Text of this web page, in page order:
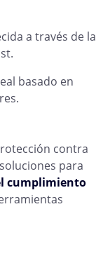
a través de la
basado en
contra
para
cumplimiento